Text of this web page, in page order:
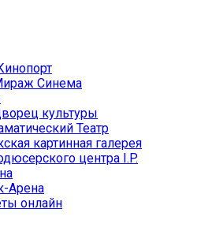
Синема
культуры
Театр
картинная галерея
центра I.P.
Арена
онлайн